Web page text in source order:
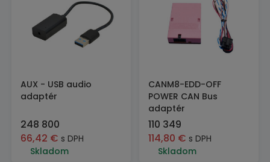
AUX - USB audio
adaptér
248 800
66,42 € s DPH
Skladom
CANM8-EDD-OFF
POWER CAN Bus
adaptér
110 349
114,80 € s DPH
Skladom